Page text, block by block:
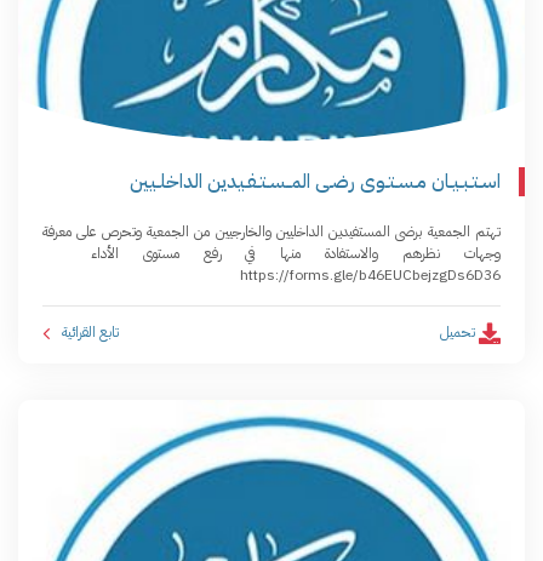
اسـتـبـيـان مـسـتـوى رضـى المــسـتـفـيدين الداخلـيين
تهتم الجمعية برضى المستفيدين الداخليين والخارجيين من الجمعية وتحرص على معرفة
وجهات نظرهم والاستفادة منها في رفع مستوى الأداء
https://forms.gle/b46EUCbejzgDs6D36
تحميل تابع القرائية ­ ­